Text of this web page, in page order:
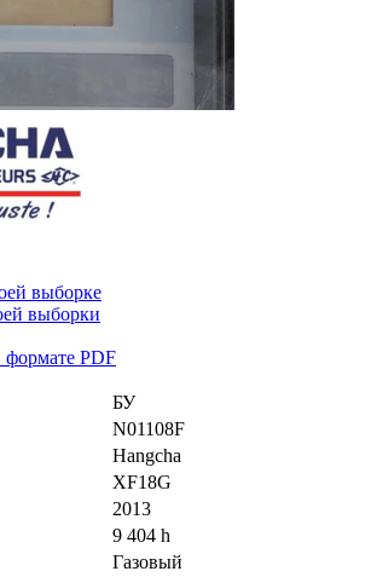
выборке
выборки
формате PDF
БУ
N01108F
Hangcha
XF18G
2013
9 404 h
Газовый